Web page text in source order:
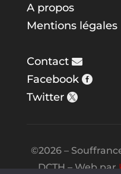
A propos
Mentions légales
Contact
Facebook
Twitter
©2026 –
DCTH – Web par